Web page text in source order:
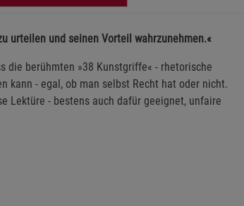
urteilen und seinen Vorteil wahrzunehmen.«
die berühmten »38 Kunstgriffe« - rhetorische
kann - egal, ob man selbst Recht hat oder nicht.
Lektüre - bestens auch dafür geeignet, unfaire